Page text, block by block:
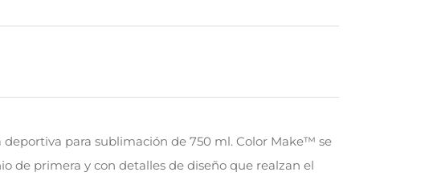
para sublimación de 750 ml. Color Make™ se
de primera y con detalles de diseño que realzan el